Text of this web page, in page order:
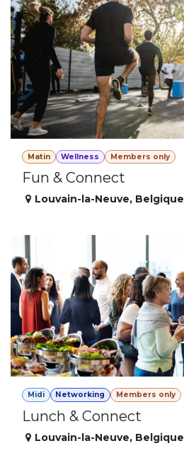
Matin Wellness Members only
Fun & Connect
Louvain-la-Neuve, Belgique
Midi Networking Members only
Lunch & Connect
Louvain-la-Neuve, Belgique